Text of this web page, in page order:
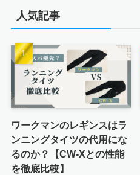
人気記事
ワークマンのレギンスはラ
ンニングタイツの代用にな
るのか？【CW-Xとの性能
を徹底比較】